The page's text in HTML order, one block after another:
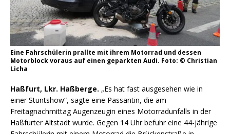
Eine Fahrschülerin prallte mit ihrem Motorrad und dessen
Motorblock voraus auf einen geparkten Audi. Foto: © Christian
Licha
Haßfurt, Lkr. Haßberge. „Es hat fast ausgesehen wie in
einer Stuntshow“, sagte eine Passantin, die am
Freitagnachmittag Augenzeugin eines Motorradunfalls in der
Haßfurter Altstadt wurde. Gegen 14 Uhr befuhr eine 44-jährige